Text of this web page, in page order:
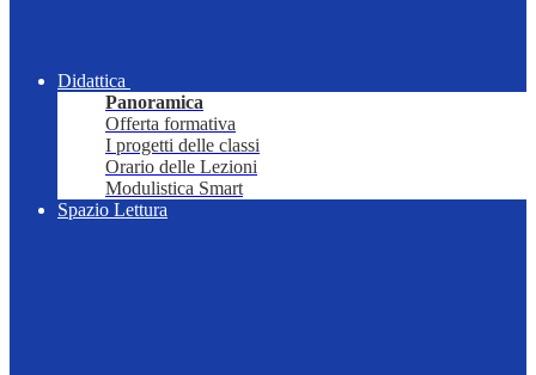
Didattica
Panoramica
Offerta formativa
I progetti delle classi
Orario delle Lezioni
Modulistica Smart
Spazio Lettura